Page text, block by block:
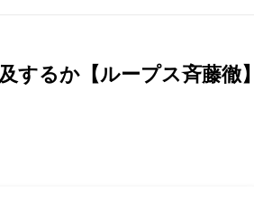
るか【ループス斉藤徹】